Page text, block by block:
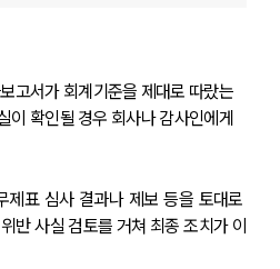
고서가 회계기준을 제대로 따랐는
이 확인될 경우 회사나 감사인에게
제표 심사 결과나 제보 등을 토대로
반 사실 검토를 거쳐 최종 조치가 이